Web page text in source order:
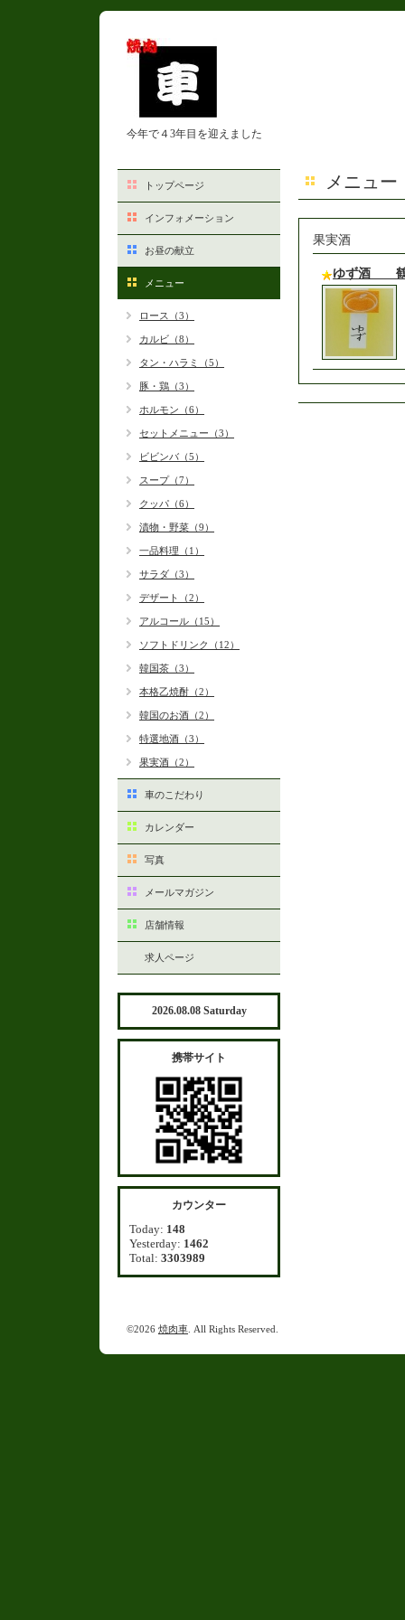
今年で４3年目を迎えました
メニュー
果実酒
ゆず酒
トップページ
インフォメーション
お昼の献立
メニュー
ロース（3）
カルビ（8）
タン・ハラミ（5）
豚・鶏（3）
ホルモン（6）
セットメニュー（3）
ビビンバ（5）
スープ（7）
クッパ（6）
漬物・野菜（9）
一品料理（1）
サラダ（3）
デザート（2）
アルコール（15）
ソフトドリンク（12）
韓国茶（3）
本格乙焼酎（2）
韓国のお酒（2）
特選地酒（3）
果実酒（2）
車のこだわり
カレンダー
写真
メールマガジン
店舗情報
求人ページ
2026.08.08 Saturday
携帯サイト
カウンター
Today: 148
Yesterday: 1462
Total: 3303989
©2026 焼肉車 . All Rights Reserved.